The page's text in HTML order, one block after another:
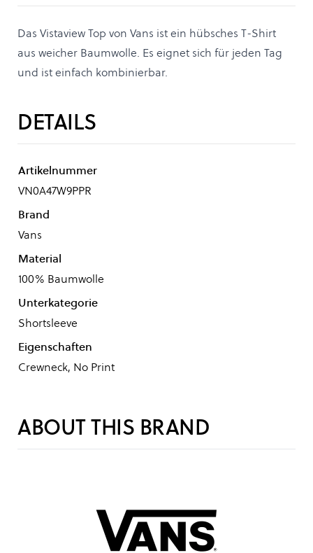
Das Vistaview Top von Vans ist ein hübsches T-Shirt
aus weicher Baumwolle. Es eignet sich für jeden Tag
und ist einfach kombinierbar.
DETAILS
Artikelnummer
VN0A47W9PPR
Brand
Vans
Material
100% Baumwolle
Unterkategorie
Shortsleeve
Eigenschaften
Crewneck, No Print
ABOUT THIS BRAND